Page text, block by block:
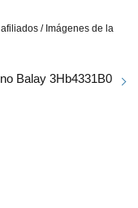
/ Imágenes de la
Balay 3Hb4331B0